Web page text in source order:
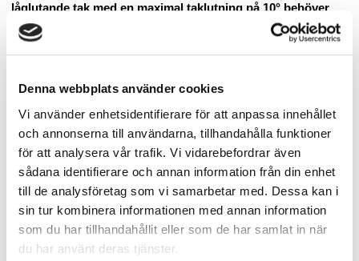
Denna webbplats använder cookies
Vi använder enhetsidentifierare för att anpassa innehållet
och annonserna till användarna, tillhandahålla funktioner
för att analysera vår trafik. Vi vidarebefordrar även
sådana identifierare och annan information från din enhet
till de analysföretag som vi samarbetar med. Dessa kan i
sin tur kombinera informationen med annan information
som du har tillhandahållit eller som de har samlat in när
du har använt deras tjänster.
låglutande tak med en maximal taklutning på 10° behöver
säkras.
Räcket hålls på plats med ballastvikter av betong och
skapar en skyddande barriär runt riskområden med fallhöjd,
Takkonstruktionens underlag saknar betydelse för infästningen
av räckessystemet, eftersom systemet inte kräver någon
genomföring eller förankring i taket. Med detta system elimineras
behovet av takgenomföringar. Räckessystemet har utvecklats
för att möjliggöra en snabb och enkel installation.
Effektiv montering tack vare stolpavstånd på 2,5 meter
samt en praktisk lösning för hörnsektioner.
Ingen påverkan på takets tätskiktsuppbyggnad tack vare
fotenheter med integrerat glidskikt.